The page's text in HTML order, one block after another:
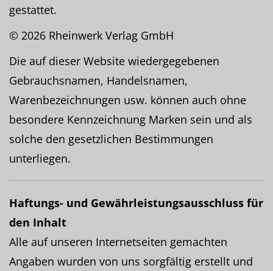
gestattet.
© 2026 Rheinwerk Verlag GmbH
Die auf dieser Website wiedergegebenen
Gebrauchsnamen, Handelsnamen,
Warenbezeichnungen usw. können auch ohne
besondere Kennzeichnung Marken sein und als
solche den gesetzlichen Bestimmungen
unterliegen.
Haftungs- und Gewährleistungsausschluss für
den Inhalt
Alle auf unseren Internetseiten gemachten
Angaben wurden von uns sorgfältig erstellt und